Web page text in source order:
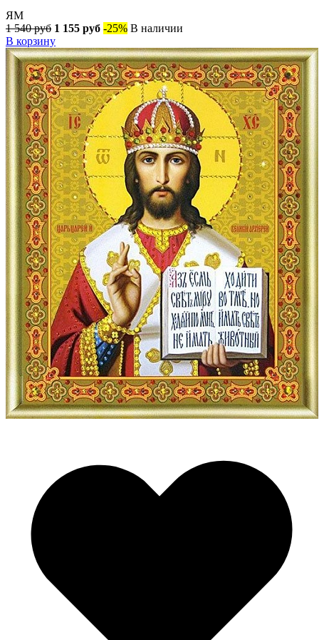
ЯМ
1 540 руб 1 155 руб -25% В наличии
В корзину